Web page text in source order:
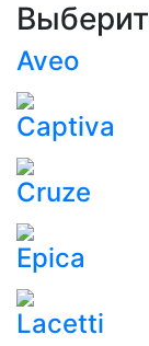
Aveo
Captiva
Cruze
Epica
Lacetti